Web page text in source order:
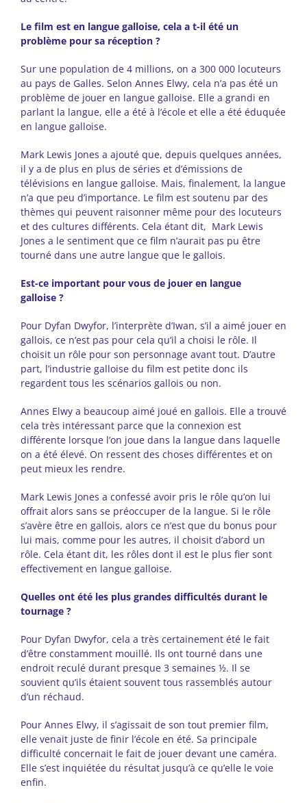
Le film est en langue galloise, cela a t-il été un
problème pour sa réception ?
Sur une population de 4 millions, on a 300 000 locuteurs
au pays de Galles. Selon Annes Elwy, cela n’a pas été un
problème de jouer en langue galloise. Elle a grandi en
parlant la langue, elle a été à l’école et elle a été éduquée
en langue galloise.
Mark Lewis Jones a ajouté que, depuis quelques années,
il y a de plus en plus de séries et d’émissions de
télévisions en langue galloise. Mais, finalement, la langue
n’a que peu d’importance. Le film est soutenu par des
thèmes qui peuvent raisonner même pour des locuteurs
et des cultures différents. Cela étant dit, Mark Lewis
Jones a le sentiment que ce film n’aurait pas pu être
tourné dans une autre langue que le gallois.
Est-ce important pour vous de jouer en langue
galloise ?
Pour Dyfan Dwyfor, l’interprète d’Iwan, s’il a aimé jouer en
gallois, ce n’est pas pour cela qu’il a choisi le rôle. Il
choisit un rôle pour son personnage avant tout. D’autre
part, l’industrie galloise du film est petite donc ils
regardent tous les scénarios gallois ou non.
Annes Elwy a beaucoup aimé joué en gallois. Elle a trouvé
cela très intéressant parce que la connexion est
différente lorsque l’on joue dans la langue dans laquelle
on a été élevé. On ressent des choses différentes et on
peut mieux les rendre.
Mark Lewis Jones a confessé avoir pris le rôle qu’on lui
offrait alors sans se préoccuper de la langue. Si le rôle
s’avère être en gallois, alors ce n’est que du bonus pour
lui mais, comme pour les autres, il choisit d’abord un
rôle. Cela étant dit, les rôles dont il est le plus fier sont
effectivement en langue galloise.
Quelles ont été les plus grandes difficultés durant le
tournage ?
Pour Dyfan Dwyfor, cela a très certainement été le fait
d’être constamment mouillé. Ils ont tourné dans une
endroit reculé durant presque 3 semaines ½. Il se
souvient qu’ils étaient souvent tous rassemblés autour
d’un réchaud.
Pour Annes Elwy, il s’agissait de son tout premier film,
elle venait juste de finir l’école en été. Sa principale
difficulté concernait le fait de jouer devant une caméra.
Elle s’est inquiétée du résultat jusqu’à ce qu’elle le voie
enfin.